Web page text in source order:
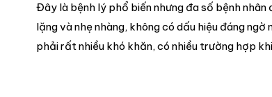
Đây là bệnh lý phổ biến nhưng đa số bệnh
lặng và nhẹ nhàng, không có dấu hiệu đáng
phải rất nhiều khó khăn, có nhiều trường hợp